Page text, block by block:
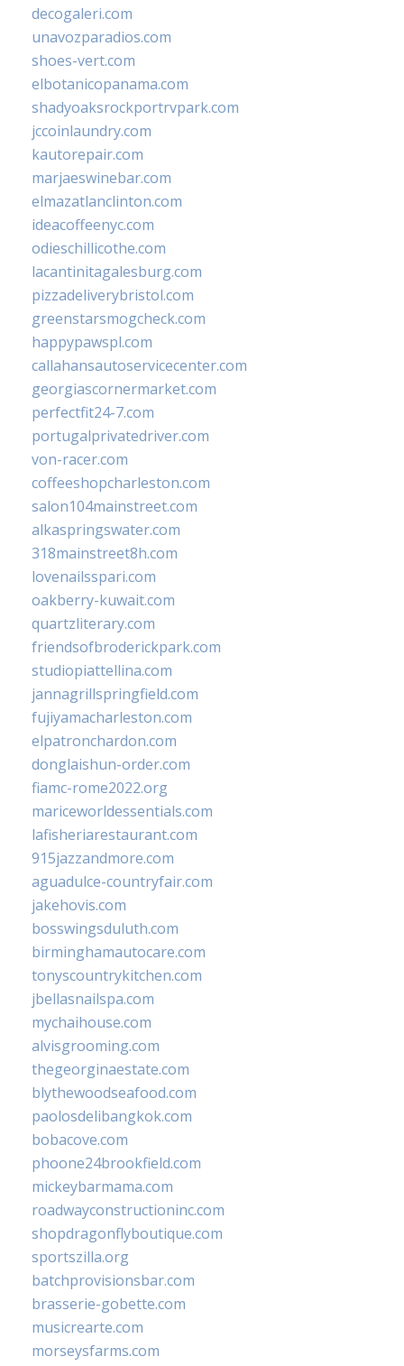
decogaleri.com
unavozparadios.com
shoes-vert.com
elbotanicopanama.com
shadyoaksrockportrvpark.com
jccoinlaundry.com
kautorepair.com
marjaeswinebar.com
elmazatlanclinton.com
ideacoffeenyc.com
odieschillicothe.com
lacantinitagalesburg.com
pizzadeliverybristol.com
greenstarsmogcheck.com
happypawspl.com
callahansautoservicecenter.com
georgiascornermarket.com
perfectfit24-7.com
portugalprivatedriver.com
von-racer.com
coffeeshopcharleston.com
salon104mainstreet.com
alkaspringswater.com
318mainstreet8h.com
lovenailsspari.com
oakberry-kuwait.com
quartzliterary.com
friendsofbroderickpark.com
studiopiattellina.com
jannagrillspringfield.com
fujiyamacharleston.com
elpatronchardon.com
donglaishun-order.com
fiamc-rome2022.org
mariceworldessentials.com
lafisheriarestaurant.com
915jazzandmore.com
aguadulce-countryfair.com
jakehovis.com
bosswingsduluth.com
birminghamautocare.com
tonyscountrykitchen.com
jbellasnailspa.com
mychaihouse.com
alvisgrooming.com
thegeorginaestate.com
blythewoodseafood.com
paolosdelibangkok.com
bobacove.com
phoone24brookfield.com
mickeybarmama.com
roadwayconstructioninc.com
shopdragonflyboutique.com
sportszilla.org
batchprovisionsbar.com
brasserie-gobette.com
musicrearte.com
morseysfarms.com